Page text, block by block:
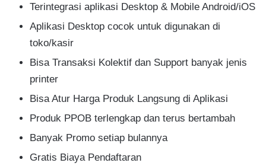
Terintegrasi aplikasi Desktop & Mobile Android/iOS​
Aplikasi Desktop cocok untuk digunakan di
toko/kasir​
Bisa Transaksi Kolektif dan Support banyak jenis
printer​
Bisa Atur Harga Produk Langsung di Aplikasi
Produk PPOB terlengkap dan terus bertambah
Banyak Promo setiap bulannya
Gratis Biaya Pendaftaran​